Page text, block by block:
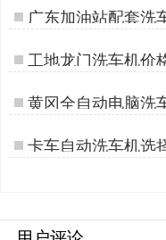
广东加油站配套洗
[隆茂鑫晟]…
工地龙门洗车机价
黄冈全自动电脑洗
鑫晟]…
卡车自动洗车机选